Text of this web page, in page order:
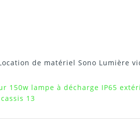
de matériel Sono Lumière
150w lampe à décharge IP65
13